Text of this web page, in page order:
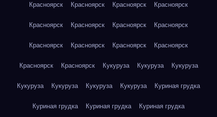
Красноярск Красноярск Красноярск Красноярск
Красноярск Красноярск Красноярск Красноярск
Красноярск Красноярск Красноярск Красноярск
Красноярск Красноярск Кукуруза Кукуруза Кукуруза
Кукуруза Кукуруза Кукуруза Кукуруза Куриная грудка
Куриная грудка Куриная грудка Куриная грудка